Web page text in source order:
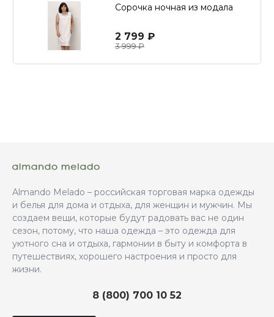
Сорочка ночная из модала
2 799 ₽
3 999 ₽
Almando Melado – российская торговая марка одежды
и белья для дома и отдыха, для женщин и мужчин. Мы
создаем вещи, которые будут радовать вас не один
сезон, потому, что наша одежда – это одежда для
уютного сна и отдыха, гармонии в быту и комфорта в
путешествиях, хорошего настроения и просто для
жизни.
8 (800) 700 10 52